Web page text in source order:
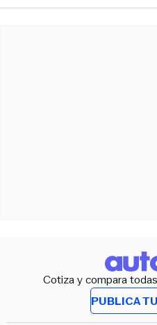
Cotiza y compara
PUBLICA